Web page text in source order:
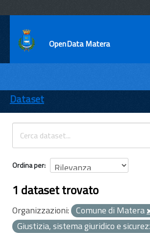
OpenData Matera
ENTI
TEMI
INFORMAZIONI
Dataset
Ordina per
1 dataset trovato
Organizzazioni: Comune di Matera
Giustizia, sistema giuridico e